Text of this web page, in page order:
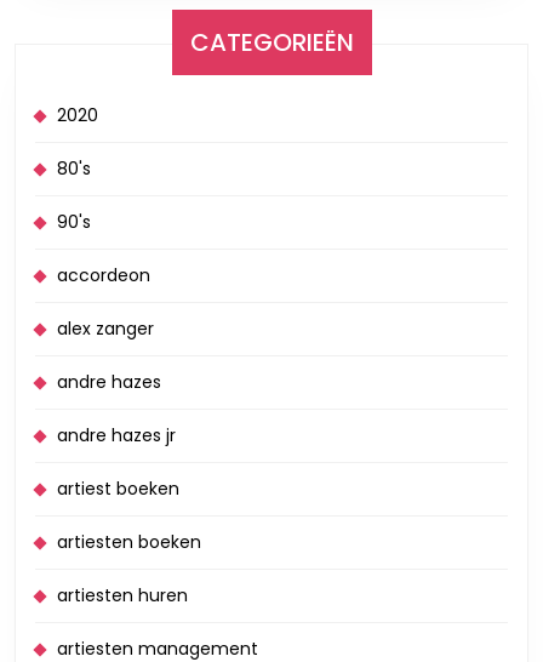
CATEGORIEËN
2020
80's
90's
accordeon
alex zanger
andre hazes
andre hazes jr
artiest boeken
artiesten boeken
artiesten huren
artiesten management